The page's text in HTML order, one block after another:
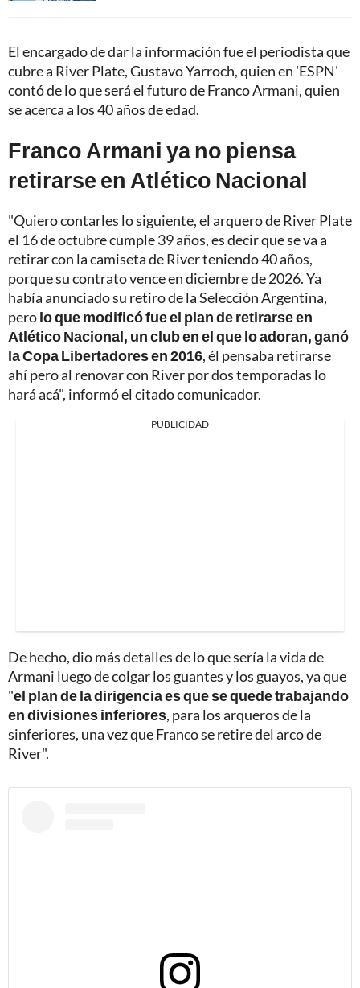
El encargado de dar la información fue el periodista que
cubre a River Plate, Gustavo Yarroch, quien en 'ESPN'
contó de lo que será el futuro de Franco Armani, quien
se acerca a los 40 años de edad.
Franco Armani ya no piensa
retirarse en Atlético Nacional
"Quiero contarles lo siguiente, el arquero de River Plate
el 16 de octubre cumple 39 años, es decir que se va a
retirar con la camiseta de River teniendo 40 años,
porque su contrato vence en diciembre de 2026. Ya
había anunciado su retiro de la Selección Argentina,
perolo que modificó fue el plan de retirarse en
Atlético Nacional, un club en el que lo adoran, ganó
la Copa Libertadores en 2016, él pensaba retirarse
ahí pero al renovar con River por dos temporadas lo
hará acá", informó el citado comunicador.
PUBLICIDAD
De hecho, dio más detalles de lo que sería la vida de
Armani luego de colgar los guantes y los guayos, ya que
"el plan de la dirigencia es que se quede trabajando
en divisiones inferiores, para los arqueros de la
sinferiores, una vez que Franco se retire del arco de
River".